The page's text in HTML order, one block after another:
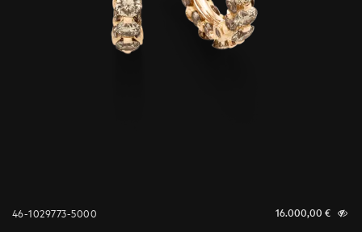
46-1029773-5000 16.000,00 €